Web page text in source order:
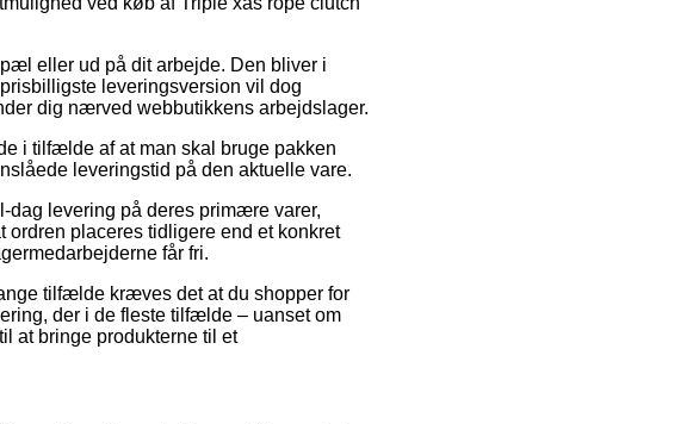
eller ud på dit arbejde. Den bliver i
leveringsversion vil dog
dig nærved webbutikkens arbejdslager.
i tilfælde af at man skal bruge pakken
leveringstid på den aktuelle vare.
dag levering på deres primære varer,
ordren placeres tidligere end et konkret
får fri.
tilfælde kræves det at du shopper for
der i de fleste tilfælde – uanset om
at bringe produkterne til et